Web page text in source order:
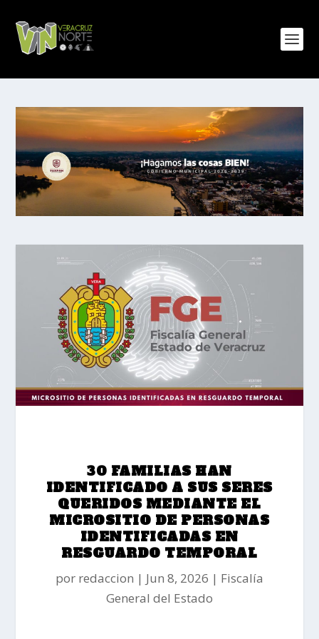
30 FAMILIAS HAN
IDENTIFICADO A SUS SERES
QUERIDOS MEDIANTE EL
MICROSITIO DE PERSONAS
IDENTIFICADAS EN
RESGUARDO TEMPORAL
por redaccion Jun 8, 2026
Fiscalía
General del Estado